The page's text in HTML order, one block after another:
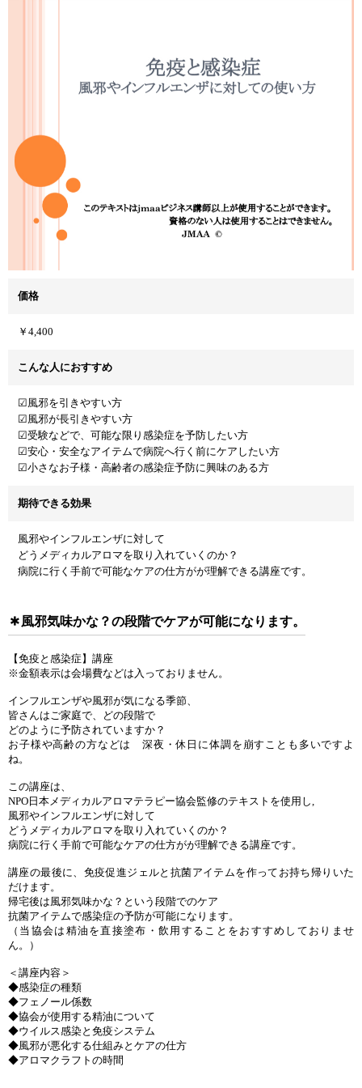
価格
￥4,400
こんな人におすすめ
☑風邪を引きやすい方
☑風邪が長引きやすい方
☑受験などで、可能な限り感染症を予防したい方
☑安心・安全なアイテムで病院へ行く前にケアしたい方
☑小さなお子様・高齢者の感染症予防に興味のある方
期待できる効果
風邪やインフルエンザに対して
どうメディカルアロマを取り入れていくのか？
病院に行く手前で可能なケアの仕方がが理解できる講座です。
風邪気味かな？の段階でケアが可能になります。
【免疫と感染症】講座
※金額表示は会場費などは入っておりません。
インフルエンザや風邪が気になる季節、
皆さんはご家庭で、どの段階で
どのように予防されていますか？
お子様や高齢の方などは 深夜・休日に体調を崩すことも多いですよ
ね。
この講座は、
NPO日本メディカルアロマテラピー協会監修のテキストを使用し,
風邪やインフルエンザに対して
どうメディカルアロマを取り入れていくのか？
病院に行く手前で可能なケアの仕方がが理解できる講座です。
講座の最後に、免疫促進ジェルと抗菌アイテムを作ってお持ち帰りいた
だけます。
帰宅後は風邪気味かな？という段階でのケア
抗菌アイテムで感染症の予防が可能になります。
（当協会は精油を直接塗布・飲用することをおすすめしておりませ
ん。）
＜講座内容＞
◆感染症の種類
◆フェノール係数
◆協会が使用する精油について
◆ウイルス感染と免疫システム
◆風邪が悪化する仕組みとケアの仕方
◆アロマクラフトの時間